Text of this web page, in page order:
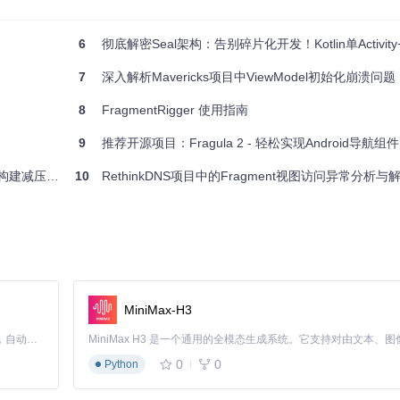
，还能了解到其在复杂应用架构中的最佳实践，是学习和进阶
应用 🌱
6 彻底解密Seal架构：告别碎片化开发！Kotlin单
7 深入解析Mavericks项目中ViewModel初始化崩溃问题
8 FragmentRigger 使用指南
9 推荐开源项目：Fragula 2 - 轻松实现Android导航组件的
10 RethinkDNS项目中的Fragment视图访问异常分析与
Claude Code 的开源替代方案。连接任意大模型，编辑代码，运行命令，自动验证 — 全自动执行。用 Rust 构建，极致性能。 ｜ An open-source alternative to Claude Code. Connect any LLM, edit code, run commands, and verify changes — autonomously. Built in Rust for speed. Get Started
MiniMax-H3
Python 0 0